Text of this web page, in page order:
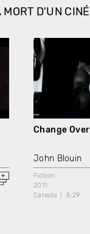
MORT D'UN
Change Over
John Blouin
Fiction
2011
Canada
5:29